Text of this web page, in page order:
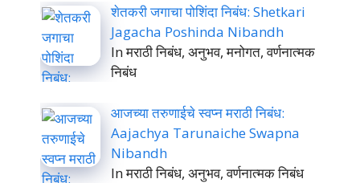
शेतकरी जगाचा पोशिंदा निबंध: Shetkari
Jagacha Poshinda Nibandh
In मराठी निबंध, अनुभव, मनोगत, वर्णनात्मक
निबंध
आजच्या तरुणाईचे स्वप्न मराठी निबंध:
Aajachya Tarunaiche Swapna
Nibandh
In मराठी निबंध, अनुभव, वर्णनात्मक निबंध